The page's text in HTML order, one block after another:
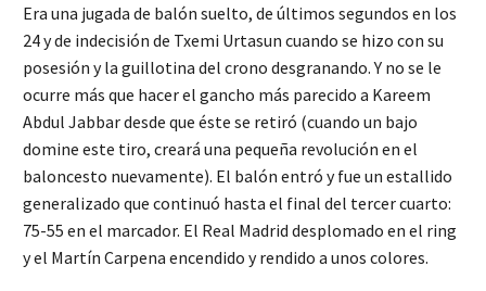
Era una jugada de balón suelto, de últimos segundos en los
24 y de indecisión de Txemi Urtasun cuando se hizo con su
posesión y la guillotina del crono desgranando. Y no se le
ocurre más que hacer el gancho más parecido a Kareem
Abdul Jabbar desde que éste se retiró (cuando un bajo
domine este tiro, creará una pequeña revolución en el
baloncesto nuevamente). El balón entró y fue un estallido
generalizado que continuó hasta el final del tercer cuarto:
75-55 en el marcador. El Real Madrid desplomado en el ring
y el Martín Carpena encendido y rendido a unos colores.